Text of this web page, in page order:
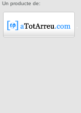
Un producte de: